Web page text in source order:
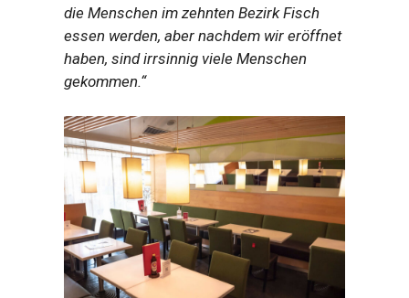
die Menschen im zehnten Bezirk Fisch
essen werden, aber nachdem wir eröffnet
haben, sind irrsinnig viele Menschen
gekommen.“